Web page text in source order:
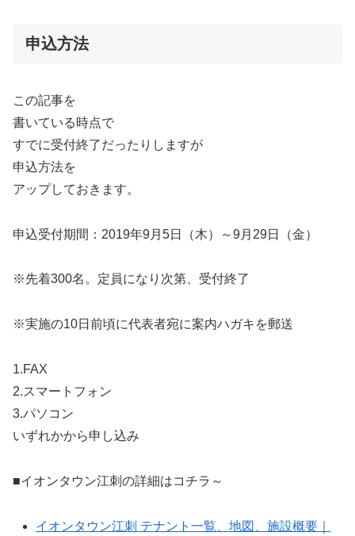
申込方法
この記事を
書いている時点で
すでに受付終了だったりしますが
申込方法を
アップしておきます。
申込受付期間：2019年9月5日（木）～9月29日（金）
※先着300名。定員になり次第、受付終了
※実施の10日前頃に代表者宛に案内ハガキを郵送
1.FAX
2.スマートフォン
3.パソコン
いずれかから申し込み
■イオンタウン江刺の詳細はコチラ～
イオンタウン江刺 テナント一覧、地図、施設概要｜